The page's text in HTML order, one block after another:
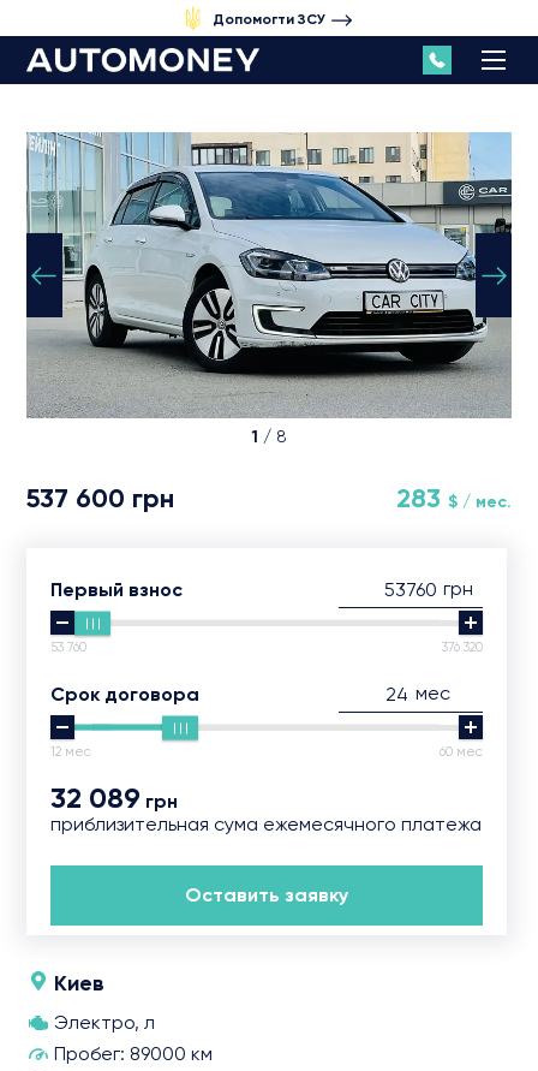
Допомогти ЗСУ
1 / 8
537 600 грн 283 $ / мес.
Первый взнос грн
53 760 376 320
Срок договора мес
12 мес 60 мес
32 089 грн
приблизительная сума ежемесячного платежа
Оставить заявку
Киев
Электро, л
Пробег: 89000 км